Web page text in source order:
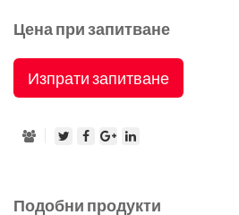
Цена при запитване
Изпрати запитване
Подобни продукти